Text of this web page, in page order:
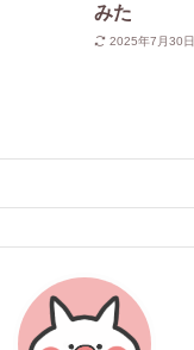
みた
2025年7月30日